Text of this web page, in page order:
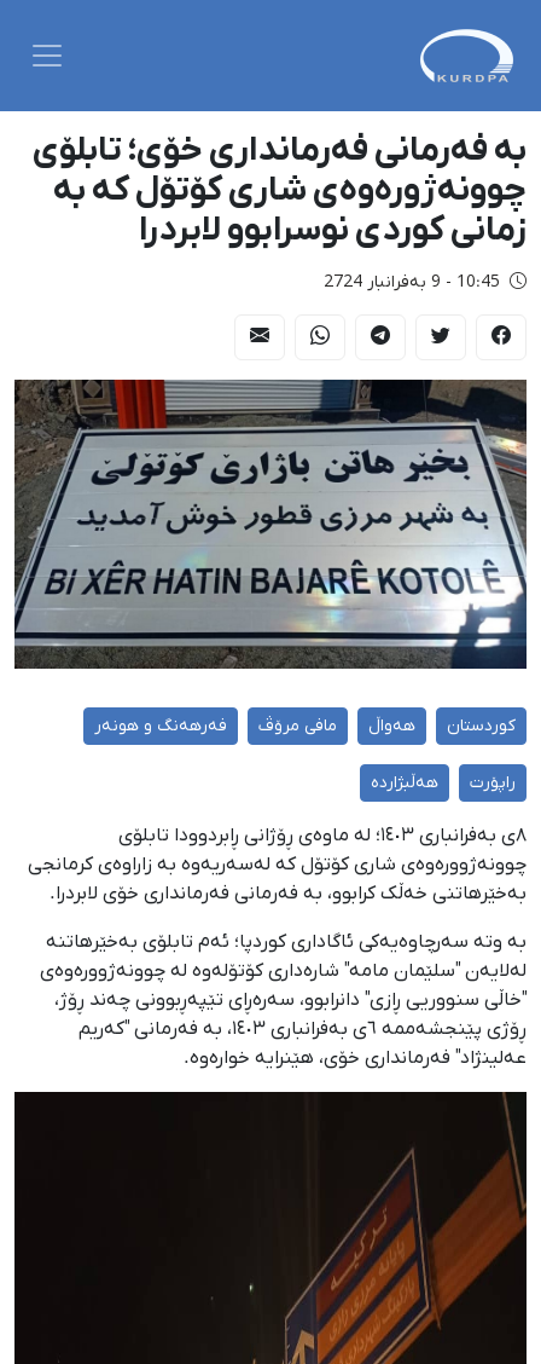
بە فەرمانی فەرمانداری خۆی؛ تابلۆی
چوونەژورەوەی شاری کۆتۆل کە بە
زمانی کوردی نوسرابوو لابردرا
10:45 - 9 بەفرانبار 2724
کوردستان هەواڵ مافی مرۆڤ فەرهەنگ و هونەر
راپۆرت هەڵبژاردە
٨ی بەفرانباری ١٤٠٣؛ لە ماوەی ڕۆژانی ڕابردوودا تابلۆی
چوونەژوورەوەی شاری کۆتۆل کە لەسەریەوە بە زاراوەی کرمانجی
بەخێرهاتنی خەڵک کرابوو، بە فەرمانی فەرمانداری خۆی لابردرا.
بە وتە سەرچاوەیەکی ئاگاداری کوردپا؛ ئەم تابلۆی بەخێرهاتنە
لەلایەن "سلێمان مامە" شارەداری کۆتۆلەوە لە چوونەژوورەوەی
"خاڵی سنووریی ڕازی" دانرابوو، سەرەڕای تێپەڕبوونی چەند ڕۆژ،
ڕۆژی پێنجشەممە ٦ی بەفرانباری ١٤٠٣، بە فەرمانی "کەریم
عەلینژاد" فەرمانداری خۆی، هێنرایە خوارەوە.